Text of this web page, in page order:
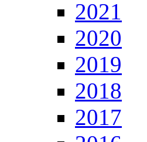
2021
2020
2019
2018
2017